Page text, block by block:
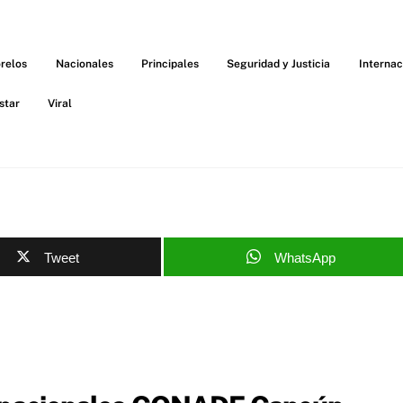
Nacionales Principales Seguridad y Justicia
Viral
Tweet WhatsApp